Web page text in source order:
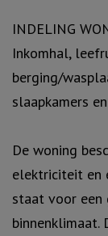
INDELING
Inkomhal,
berging/
slaapkamers
De woning
elektriciteit en
staat voor een
binnenklimaat.